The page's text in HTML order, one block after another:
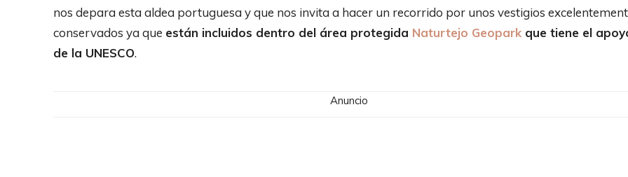
nos depara esta aldea portuguesa y que nos invita a hacer un recorrido por unos vestigios
conservados ya que están incluidos dentro del área protegida Naturtejo Geopark que tiene el
de la UNESCO.
Anuncio